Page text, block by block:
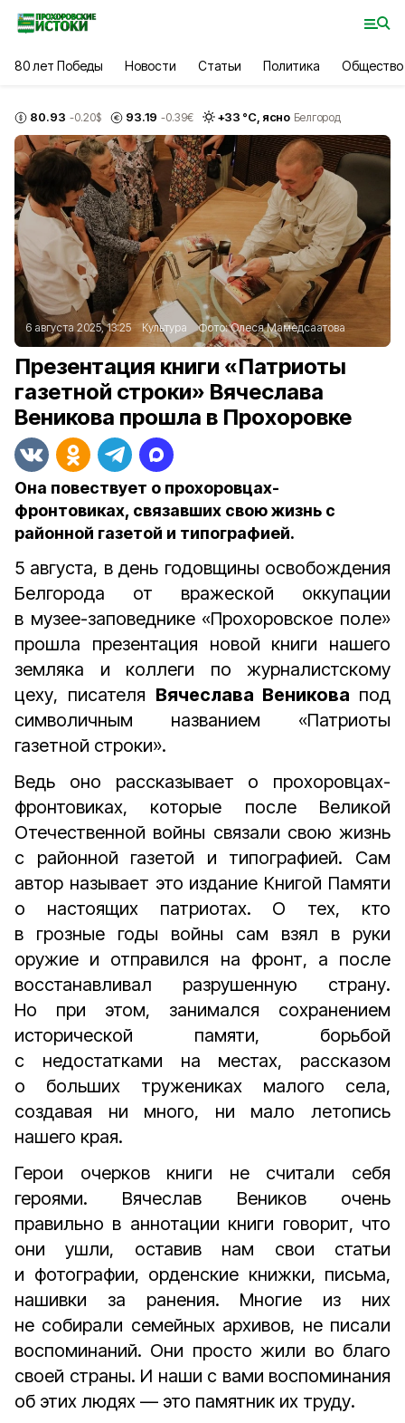
80 лет Победы Новости Статьи Политика Общество
80.93 -0.20$ 93.19 -0.39€ +33 °С, ясно Белгород
6 августа 2025, 13:25 Культура Фото:Олеся Мамедсаатова
Презентация книги «Патриоты
газетной строки» Вячеслава
Веникова прошла в Прохоровке
Она повествует о прохоровцах-
фронтовиках, связавших свою жизнь с
районной газетой и типографией.
5 августа, в день годовщины освобождения
Белгорода от вражеской оккупации
в музее-заповеднике «Прохоровское поле»
прошла презентация новой книги нашего
земляка и коллеги по журналистскому
цеху, писателя Вячеслава Веникова под
символичным названием «Патриоты
газетной строки».
Ведь оно рассказывает о прохоровцах-
фронтовиках, которые после Великой
Отечественной войны связали свою жизнь
с районной газетой и типографией. Сам
автор называет это издание Книгой Памяти
о настоящих патриотах. О тех, кто
в грозные годы войны сам взял в руки
оружие и отправился на фронт, а после
восстанавливал разрушенную страну.
Но при этом, занимался сохранением
исторической памяти, борьбой
с недостатками на местах, рассказом
о больших тружениках малого села,
создавая ни много, ни мало летопись
нашего края.
Герои очерков книги не считали себя
героями. Вячеслав Веников очень
правильно в аннотации книги говорит, что
они ушли, оставив нам свои статьи
и фотографии, орденские книжки, письма,
нашивки за ранения. Многие из них
не собирали семейных архивов, не писали
воспоминаний. Они просто жили во благо
своей страны. И наши с вами воспоминания
об этих людях — это памятник их труду.